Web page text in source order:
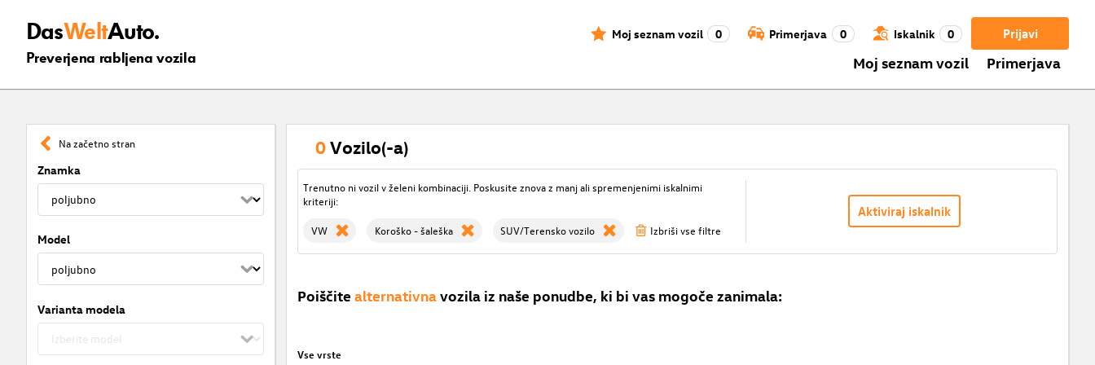
DasWeltAuto.
Preverjena rabljena vozila
Prijavi
Moj seznam vozil 0 Primerjava 0 Iskalnik 0
Moj seznam vozil Primerjava
Na začetno stran
Znamka
Model
Varianta modela
0Vozilo(-a)
Trenutno ni vozil v želeni kombinaciji. Poskusite znova z manj ali spremenjenimi iskalnimi
kriteriji:
VW Koroško - šaleška SUV/Terensko vozilo Izbriši vse filtre
Aktiviraj iskalnik
Poiščite alternativna vozila iz naše ponudbe, ki bi vas mogoče zanimala:
Vse vrste